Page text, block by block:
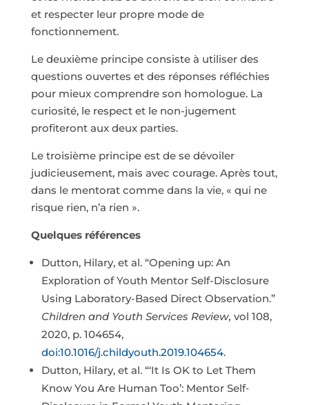
et respecter leur propre mode de
fonctionnement.
Le deuxième principe consiste à utiliser des
questions ouvertes et des réponses réfléchies
pour mieux comprendre son homologue. La
curiosité, le respect et le non-jugement
profiteront aux deux parties.
Le troisième principe est de se dévoiler
judicieusement, mais avec courage. Après tout,
dans le mentorat comme dans la vie, « qui ne
risque rien, n’a rien ».
Quelques références
Dutton, Hilary, et al. “Opening up: An
Exploration of Youth Mentor Self-Disclosure
Using Laboratory-Based Direct Observation.”
Children and Youth Services Review, vol 108,
2020, p. 104654,
doi:10.1016/j.childyouth.2019.104654.
Dutton, Hilary, et al. “‘It Is OK to Let Them
Know You Are Human Too’: Mentor Self‐